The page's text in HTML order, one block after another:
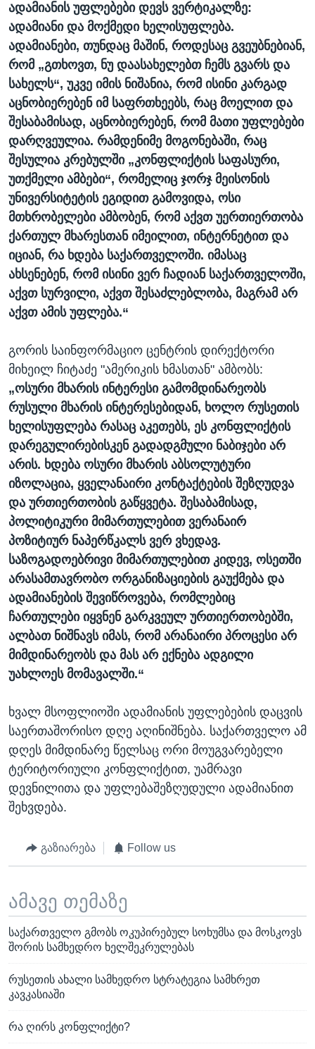
ადამიანის უფლებები დევს ვერტიკალზე:
ადამიანი და მოქმედი ხელისუფლება.
ადამიანები, თუნდაც მაშინ, როდესაც გვეუბნებიან,
რომ „გთხოვთ, ნუ დაასახელებთ ჩემს გვარს და
სახელს“, უკვე იმის ნიშანია, რომ ისინი კარგად
აცნობიერებენ იმ საფრთხეებს, რაც მოელით და
შესაბამისად, აცნობიერებენ, რომ მათი უფლებები
დარღვეულია. რამდენიმე მოგონებაში, რაც
შესულია კრებულში „კონფლიქტის საფასური,
უთქმელი ამბები“, რომელიც ჯორჯ მეისონის
უნივერსიტეტის ეგიდით გამოვიდა, ოსი
მთხრობელები ამბობენ, რომ აქვთ უერთიერთობა
ქართულ მხარესთან იმეილით, ინტერნეტით და
იციან, რა ხდება საქართველოში. იმასაც
ახსენებენ, რომ ისინი ვერ ჩადიან საქართველოში,
აქვთ სურვილი, აქვთ შესაძლებლობა, მაგრამ არ
აქვთ ამის უფლება.“
გორის საინფორმაციო ცენტრის დირექტორი
მიხეილ ჩიტაძე "ამერიკის ხმასთან" ამბობს:
„ოსური მხარის ინტერესი გამომდინარეობს
რუსული მხარის ინტერესებიდან, ხოლო რუსეთის
ხელისუფლება რასაც აკეთებს, ეს კონფლიქტის
დარეგულირებისკენ გადადგმული ნაბიჯები არ
არის. ხდება ოსური მხარის აბსოლუტური
იზოლაცია, ყველანაირი კონტაქტების შეზღუდვა
და ურთიერთობის გაწყვეტა. შესაბამისად,
პოლიტიკური მიმართულებით ვერანაირ
პოზიტიურ ნაპერწკალს ვერ ვხედავ.
საზოგადოებრივი მიმართულებით კიდევ, ოსეთში
არასამთავრობო ორგანიზაციების გაუქმება და
ადამიანების შევიწროვება, რომლებიც
ჩართულები იყვნენ გარკვეულ ურთიერთობებში,
ალბათ ნიშნავს იმას, რომ არანაირი პროცესი არ
მიმდინარეობს და მას არ ექნება ადგილი
უახლოეს მომავალში.“
ხვალ მსოფლიოში ადამიანის უფლებების დაცვის
საერთაშორისო დღე აღინიშნება. საქართველო ამ
დღეს მიმდინარე წელსაც ორი მოუგვარებელი
ტერიტორიული კონფლიქტით, უამრავი
დევნილითა და უფლებაშეზღუდული ადამიანით
შეხვდება.
გაზიარება Follow us
ამავე თემაზე
საქართველო გმობს ოკუპირებულ სოხუმსა და მოსკოვს
შორის სამხედრო ხელშეკრულებას
რუსეთის ახალი სამხედრო სტრატეგია სამხრეთ
კავკასიაში
რა ღირს კონფლიქტი?